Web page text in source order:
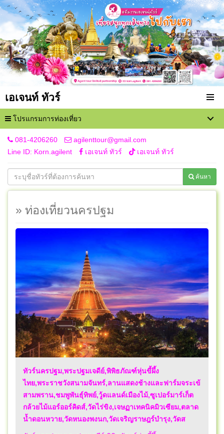
เอเจนท์ ทัวร์
โปรแกรมการท่องเที่ยว
081-4206260
agilenttour@gmail.com
Line ID: Korn.agilent
เอเจนท์ ทัวร์ เอเจนท์ ทัวร์
ค้นหา
» ท่องเที่ยวนครปฐม
ทัวร์นครปฐม,พระปฐมเจดีย์,พิพิธภัณฑ์หุ่นขี้ผึ้ง
ไทย,พระราชวังสนามจันทร์,ลานแสดงช้างและฟาร์มจระเข้
สามพราน,ชมพูพันธุ์ทิพย์,วู้ดแลนด์เมืองไม้,ซูเปอร์มาร์เก็ต
กล้วยไม้แอร์ออร์คิดส์,วัดไร่ขิง,เจษฏาเทคนิคมิวเซียม,ตลาด
น้ำดอนหวาย,วัดหนองพงนก,วัดเจริญราษฎร์บำรุง,วัดส